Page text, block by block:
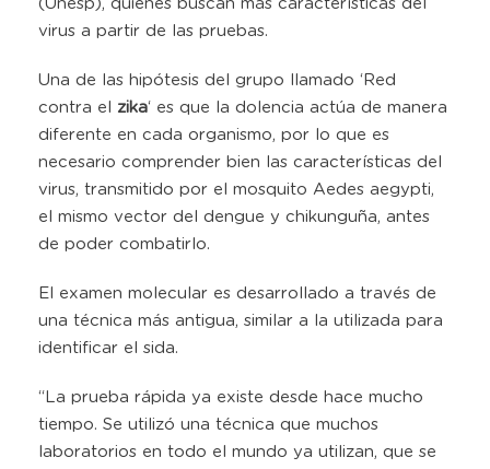
(Unesp), quienes buscan más características del
virus a partir de las pruebas.
Una de las hipótesis del grupo llamado ‘Red
contra el zika‘ es que la dolencia actúa de manera
diferente en cada organismo, por lo que es
necesario comprender bien las características del
virus, transmitido por el mosquito Aedes aegypti,
el mismo vector del dengue y chikunguña, antes
de poder combatirlo.
El examen molecular es desarrollado a través de
una técnica más antigua, similar a la utilizada para
identificar el sida.
“La prueba rápida ya existe desde hace mucho
tiempo. Se utilizó una técnica que muchos
laboratorios en todo el mundo ya utilizan, que se